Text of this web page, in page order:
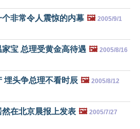
非常令人震惊的内幕 🖼️ 2005/9/1
宝 总理受黄金高待遇 🖼️ 2005/8/16
埋头争总理不看时辰 🖼️ 2005/8/12
在北京晨报上发表 🖼️ 2005/7/27